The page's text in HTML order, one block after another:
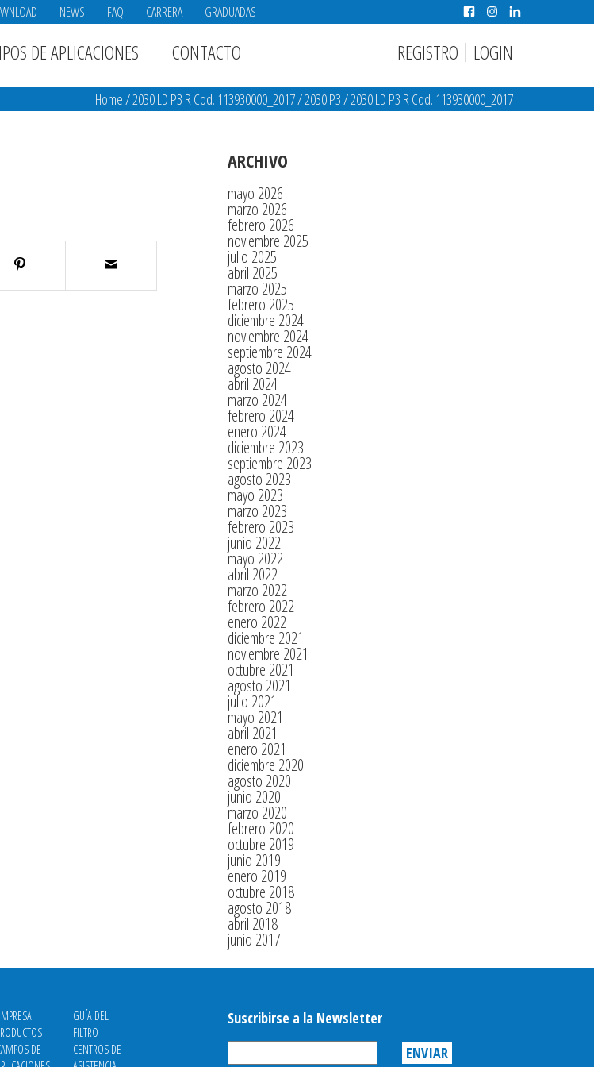
NEWS FAQ CARRERA GRADUADAS
DE APLICACIONES CONTACTO REGISTRO | LOGIN
Home/2030 LD P3 R Cod. 113930000_2017/2030 P3/2030 LD P3 R Cod. 113930000_2017
ARCHIVO
mayo 2026
marzo 2026
febrero 2026
noviembre 2025
julio 2025
abril 2025
marzo 2025
febrero 2025
diciembre 2024
noviembre 2024
septiembre 2024
agosto 2024
abril 2024
marzo 2024
febrero 2024
enero 2024
diciembre 2023
septiembre 2023
agosto 2023
mayo 2023
marzo 2023
febrero 2023
junio 2022
mayo 2022
abril 2022
marzo 2022
febrero 2022
enero 2022
diciembre 2021
noviembre 2021
octubre 2021
agosto 2021
julio 2021
mayo 2021
abril 2021
enero 2021
diciembre 2020
agosto 2020
junio 2020
marzo 2020
febrero 2020
octubre 2019
junio 2019
enero 2019
octubre 2018
agosto 2018
abril 2018
junio 2017
DE
GUÍA DEL
FILTRO
CENTROS DE
Suscribirse a la Newsletter